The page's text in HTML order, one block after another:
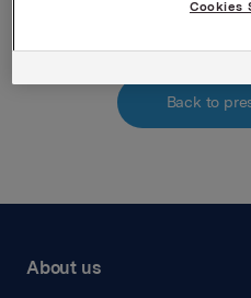
Back to
About us
Cookies